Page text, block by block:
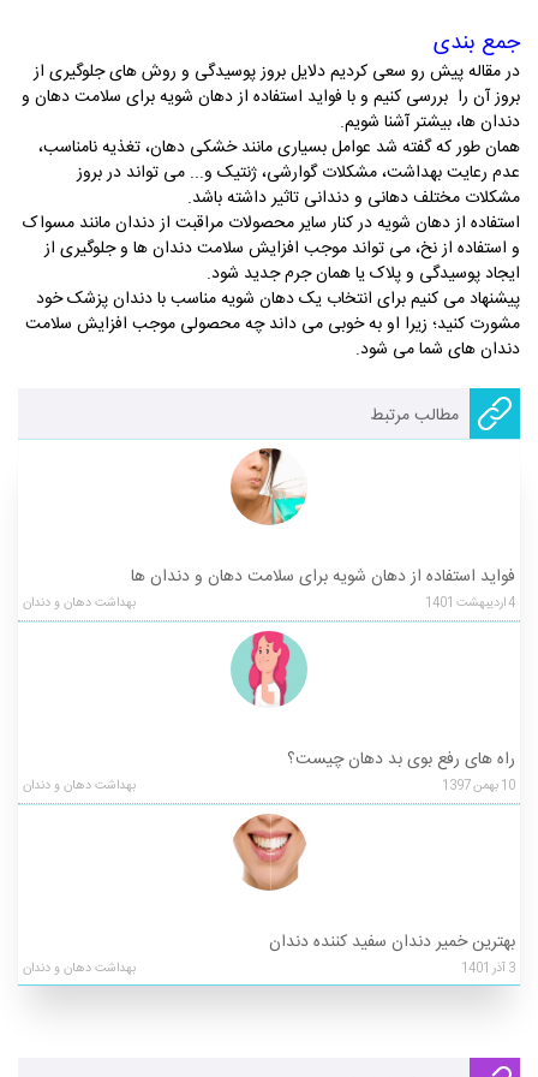
جمع بندی
در مقاله پیش رو سعی کردیم دلایل بروز پوسیدگی و روش های جلوگیری از
بروز آن را بررسی کنیم و با فواید استفاده از دهان شویه برای سلامت دهان و
دندان ها، بیشتر آشنا شویم.
همان طور که گفته شد عوامل بسیاری مانند خشکی دهان، تغذیه نامناسب،
عدم رعایت بهداشت، مشکلات گوارشی، ژنتیک و... می تواند در بروز
مشکلات مختلف دهانی و دندانی تاثیر داشته باشد.
استفاده از دهان شویه در کنار سایر محصولات مراقبت از دندان مانند مسواک
و استفاده از نخ، می تواند موجب افزایش سلامت دندان ها و جلوگیری از
ایجاد پوسیدگی و پلاک یا همان جرم جدید شود.
پیشنهاد می کنیم برای انتخاب یک دهان شویه مناسب با دندان پزشک خود
مشورت کنید؛ زیرا او به خوبی می داند چه محصولی موجب افزایش سلامت
دندان های شما می شود.
مطالب مرتبط
فواید استفاده از دهان شویه برای سلامت دهان و دندان ها
4اردیبهشت 1401 بهداشت دهان و دندان
راه های رفع بوی بد دهان چیست؟
10بهمن1397 بهداشت دهان و دندان
بهترین خمیر دندان سفید کننده دندان
3آذر 1401 بهداشت دهان و دندان